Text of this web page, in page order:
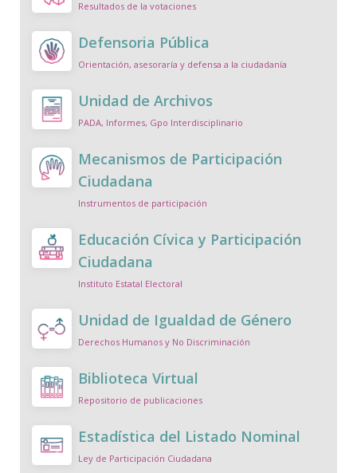
Resultados de la votaciones
Defensoria Pública
Orientación, asesoraría y defensa a la ciudadanía
Unidad de Archivos
PADA, Informes, Gpo Interdisciplinario
Mecanismos de Participación
Ciudadana
Instrumentos de participación
Educación Cívica y Participación
Ciudadana
Instituto Estatal Electoral
Unidad de Igualdad de Género
Derechos Humanos y No Discriminación
Biblioteca Virtual
Repositorio de publicaciones
Estadística del Listado Nominal
Ley de Participación Ciudadana